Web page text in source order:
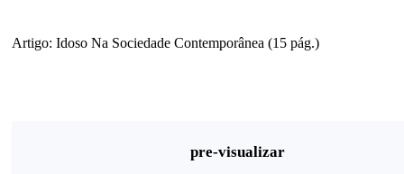
Artigo: Idoso Na Sociedade Contemporânea (15 pág.)
pre-visualizar